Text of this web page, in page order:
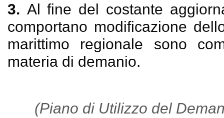
3. Al fine del costante
comportano modificazione
marittimo regionale sono
materia di demanio.
(Piano di Utilizzo del